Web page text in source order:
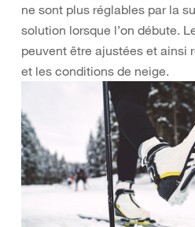
ne sont plus réglables par la
solution lorsque l’on débute.
peuvent être ajustées et ainsi
et les conditions de neige.